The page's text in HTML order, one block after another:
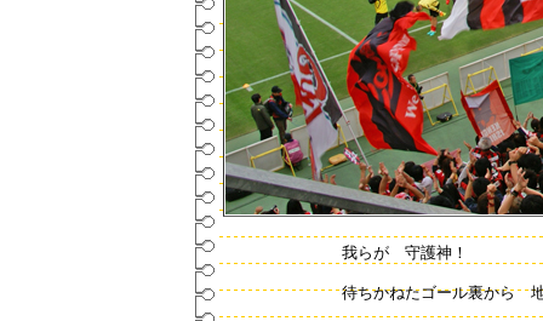
我らが 守護神！
待ちかねたゴール裏から